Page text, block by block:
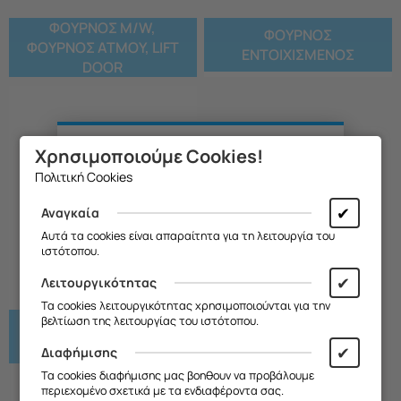
ΦΟΥΡΝΟΣ M/W,
ΦΟΥΡΝΟΣ ΑΤΜΟΥ, LIFT
DOOR
ΦΟΥΡΝΟΣ
ΕΝΤΟΙΧΙΣΜΕΝΟΣ
ΨΥΓΕΙΟ, Ψ/Κ,
ΚΑΤΑΨΥΚΤΗΣ
Χρησιμοποιούμε Cookies!
Πολιτική Cookies
Αναγκαία ✔
Αυτά τα cookies είναι απαραίτητα για τη λειτουργία του
ιστότοπου.
Λειτουργικότητας ✔
Τα cookies λειτουργικότητας χρησιμοποιούνται για την
βελτίωση της λειτουργίας του ιστότοπου.
Διαφήμισης ✔
Τα cookies διαφήμισης μας βοηθουν να προβάλουμε
περιεχομένο σχετικά με τα ενδιαφέροντα σας.
Θα θέλαμε να σας ενημερώσουμε ότι
κλειστή από13/08 έως και 18/08,
Σας ευχαριστούμε για την
κατανόηση και σας ευχόμαστε καλό
καλοκαίρι!
Θα θέλαμε να σας ενημερώσουμε ότι
η επιχείρησή μας θα παραμείνει
κλειστή από13/08 έως και 18/08